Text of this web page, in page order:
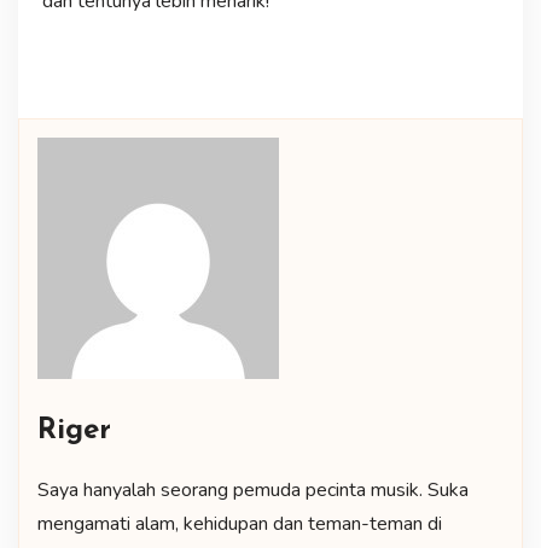
Riger
Saya hanyalah seorang pemuda pecinta musik. Suka
mengamati alam, kehidupan dan teman-teman di